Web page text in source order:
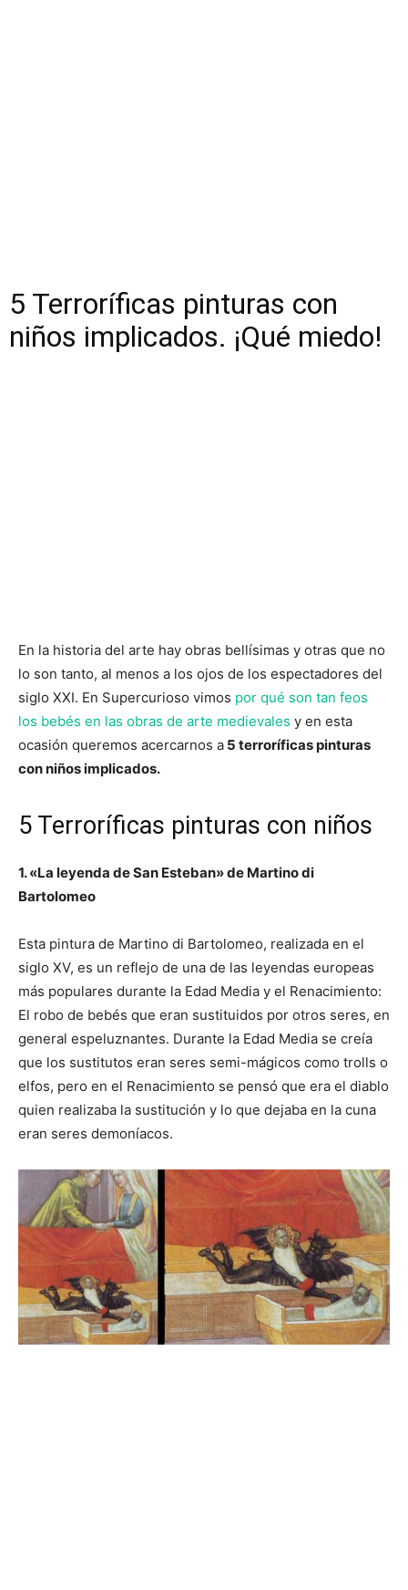
5 Terroríficas pinturas con
niños implicados. ¡Qué miedo!
En la historia del arte hay obras bellísimas y otras que no
lo son tanto, al menos a los ojos de los espectadores del
siglo XXI. En Supercurioso vimos por qué son tan feos
los bebés en las obras de arte medievales y en esta
ocasión queremos acercarnos a 5 terroríficas pinturas
con niños implicados.
5 Terroríficas pinturas con niños
1. «La leyenda de San Esteban» de Martino di
Bartolomeo
Esta pintura de Martino di Bartolomeo, realizada en el
siglo XV, es un reflejo de una de las leyendas europeas
más populares durante la Edad Media y el Renacimiento:
El robo de bebés que eran sustituidos por otros seres, en
general espeluznantes. Durante la Edad Media se creía
que los sustitutos eran seres semi-mágicos como trolls o
elfos, pero en el Renacimiento se pensó que era el diablo
quien realizaba la sustitución y lo que dejaba en la cuna
eran seres demoníacos.